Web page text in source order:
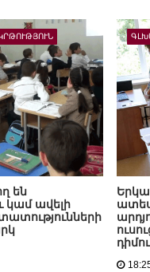
են
կամ ավելի